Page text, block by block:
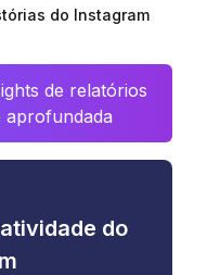
do Instagram
de relatórios
aprofundada
do